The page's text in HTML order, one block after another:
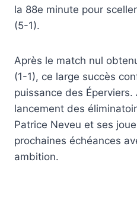
la 88e minute pour
(5-1).
Après le match nul
(1-1), ce large succès
puissance des
lancement des
Patrice Neveu et ses
prochaines échéances
ambition.